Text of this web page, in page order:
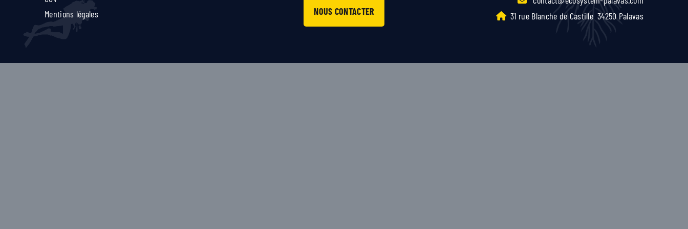
Mentions légales
NOUS CONTACTER
31 rue Blanche de Castille 34250 Palavas